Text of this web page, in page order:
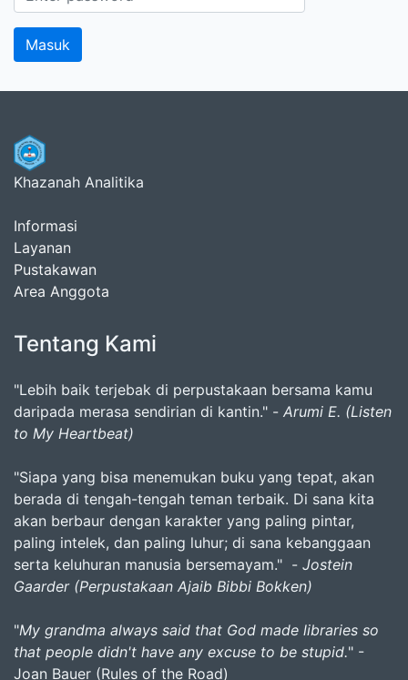
Khazanah Analitika
Informasi
Layanan
Pustakawan
Area Anggota
Tentang Kami
"Lebih baik terjebak di perpustakaan bersama kamu
daripada merasa sendirian di kantin." - Arumi E. (Listen
to My Heartbeat)
"Siapa yang bisa menemukan buku yang tepat, akan
berada di tengah-tengah teman terbaik. Di sana kita
akan berbaur dengan karakter yang paling pintar,
paling intelek, dan paling luhur; di sana kebanggaan
serta keluhuran manusia bersemayam." - Jostein
Gaarder (Perpustakaan Ajaib Bibbi Bokken)
"My grandma always said that God made libraries so
that people didn't have any excuse to be stupid." -
Joan Bauer (Rules of the Road)